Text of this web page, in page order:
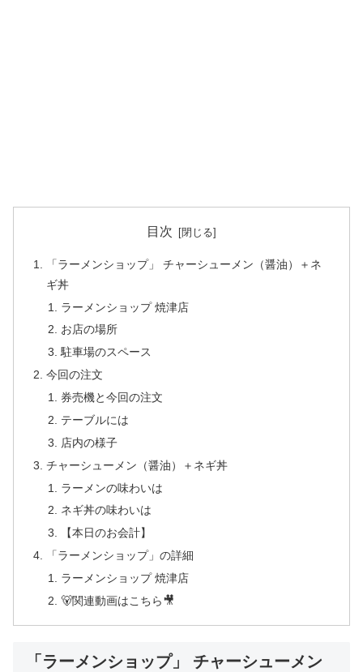
目次
「ラーメンショップ」 チャーシューメン（醤油）＋ネ
ギ丼
ラーメンショップ 焼津店
お店の場所
駐車場のスペース
今回の注文
券売機と今回の注文
テーブルには
店内の様子
チャーシューメン（醤油）＋ネギ丼
ラーメンの味わいは
ネギ丼の味わいは
【本日のお会計】
「ラーメンショップ」の詳細
ラーメンショップ 焼津店
🐻関連動画はこちら🎥
「ラーメンショップ」 チャーシューメン